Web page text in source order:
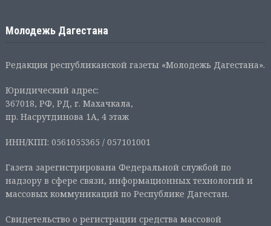
Молодежь Дагестана
Редакция республиканской газеты «Молодежь Дагестана».
Юридический адрес:
367018, РФ, РД, г. Махачкала,
пр. Насрутдинова 1А, 4 этаж
ИНН/КПП: 0561055365 / 057101001
Газета зарегистрирована Федеральной службой по
надзору в сфере связи, информационных технологий и
массовых коммуникаций по Республике Дагестан.
Свидетельство о регистрации средства массовой